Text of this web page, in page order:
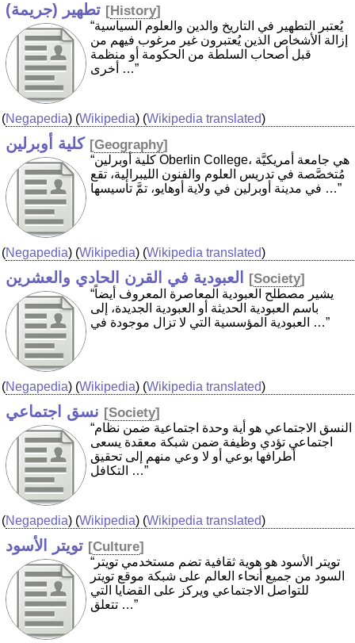
تطهير (جريمة) [History]
“يُعتبر التطهير في التاريخ والدين والعلوم السياسية
إزالة الأشخاص الذين يُعتبرون غير مرغوب فيهم من
قبل أصحاب السلطة من الحكومة أو منظمة
أخرى …”
(Negapedia) (Wikipedia) (Wikipedia translated)
كلية أوبرلين [Geography]
“كلية أوبرلين Oberlin College، هي جامعة أمريكيَّة
مُتخصَّصة في تدريس العلوم والفنون الليبرالية، تقع
في مدينة أوبرلين في ولاية أوهايو، تمَّ تأسيسها …”
(Negapedia) (Wikipedia) (Wikipedia translated)
العبودية في القرن الحادي والعشرين [Society]
“يشير مصطلح العبودية المعاصرة المعروف أيضاً
باسم العبودية الحديثة أو العبودية الجديدة، إلى
العبودية المؤسسية التي لا تزال موجودة في …”
(Negapedia) (Wikipedia) (Wikipedia translated)
نسق اجتماعي [Society]
“النسق الاجتماعي هو أية وحدة اجتماعية ضمن نظام
اجتماعي تؤدي وظيفة ضمن شبكة معقدة يسعى
أطرافها بوعي أو لا وعي منهم إلى تحقيق
التكافل …”
(Negapedia) (Wikipedia) (Wikipedia translated)
تويتر الأسود [Culture]
“تويتر الأسود هو هوية ثقافية تضم مستخدمي تويتر
السود من جميع أنحاء العالم على شبكة موقع تويتر
للتواصل الاجتماعي ويركز على القضايا التي
تتعلق …”